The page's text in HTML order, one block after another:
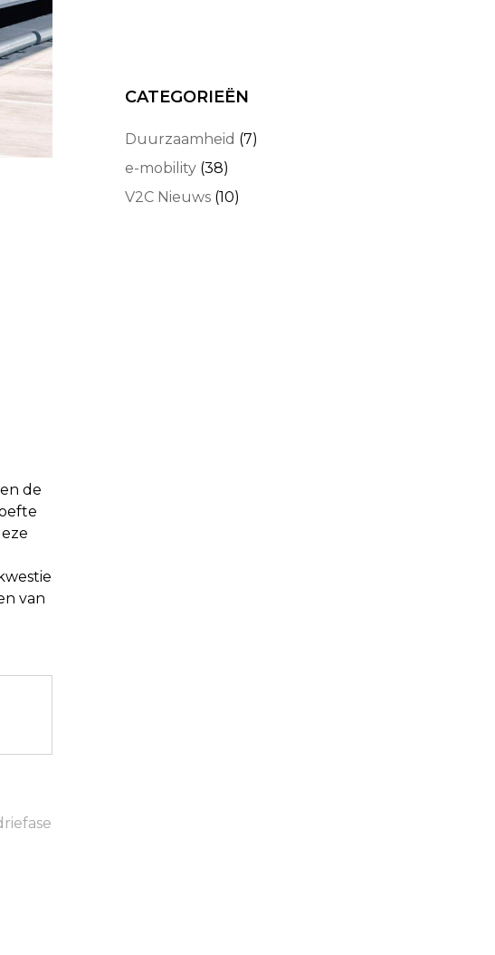
de
van
CATEGORIEËN
Duurzaamheid (7)
e-mobility (38)
V2C Nieuws (10)